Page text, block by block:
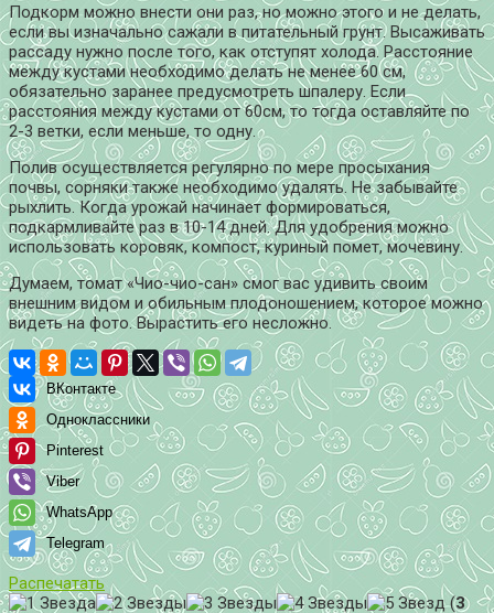
Подкорм можно внести они раз, но можно этого и не делать,
если вы изначально сажали в питательный грунт. Высаживать
рассаду нужно после того, как отступят холода. Расстояние
между кустами необходимо делать не менее 60 см,
обязательно заранее предусмотреть шпалеру. Если
расстояния между кустами от 60см, то тогда оставляйте по
2-3 ветки, если меньше, то одну.
Полив осуществляется регулярно по мере просыхания
почвы, сорняки также необходимо удалять. Не забывайте
рыхлить. Когда урожай начинает формироваться,
подкармливайте раз в 10-14 дней. Для удобрения можно
использовать коровяк, компост, куриный помет, мочевину.
Думаем, томат «Чио-чио-сан» смог вас удивить своим
внешним видом и обильным плодоношением, которое можно
видеть на фото. Вырастить его несложно.
ВКонтакте
Одноклассники
Pinterest
Viber
WhatsApp
Telegram
Распечатать
(3